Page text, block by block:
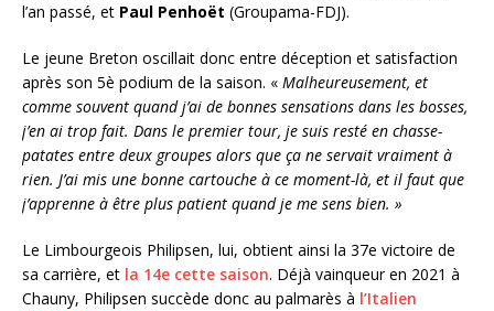
l’an passé, et Paul Penhoët (Groupama-FDJ).
Le jeune Breton oscillait donc entre déception et satisfaction
après son 5è podium de la saison. « Malheureusement, et
comme souvent quand j’ai de bonnes sensations dans les bosses,
j’en ai trop fait. Dans le premier tour, je suis resté en chasse-
patates entre deux groupes alors que ça ne servait vraiment à
rien. J’ai mis une bonne cartouche à ce moment-là, et il faut que
j’apprenne à être plus patient quand je me sens bien. »
Le Limbourgeois Philipsen, lui, obtient ainsi la 37e victoire de
sa carrière, et la 14e cette saison. Déjà vainqueur en 2021 à
Chauny, Philipsen succède donc au palmarès à l’Italien